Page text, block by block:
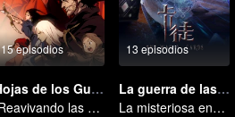
15 episodios
Hojas de los Guardianes
¡Reavivando las Leyendas de Sui-Tang!
13 episodios
La guerra de las cartas
La misteriosa energía de las cartas provocó una guerra, ¿cómo la manejó Chen Mu?